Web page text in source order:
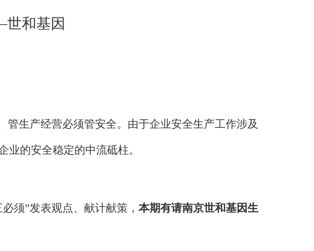
和基因
生产经营必须管安全。由于企业安全生产工作涉及
的安全稳定的中流砥柱。
须”发表观点、献计献策， 本期有请南京世和基因生